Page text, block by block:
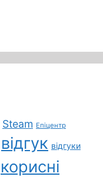
Steam Епіцентр
відгук відгуки
корисні